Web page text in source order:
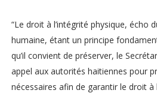
“Le droit à l’intégrité physique, écho
humaine, étant un principe
qu’il convient de préserver, le
appel aux autorités haitiennes pour
nécessaires afin de garantir le droit